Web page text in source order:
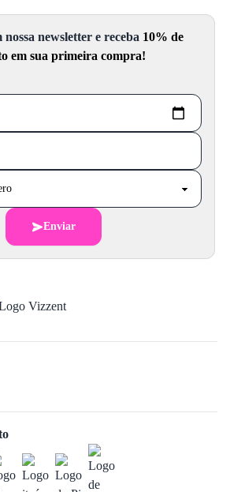
nossa newsletter e receba 10% de
em sua primeira compra!
Enviar